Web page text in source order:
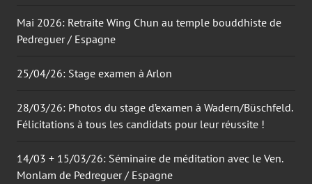
Mai 2026: Retraite Wing Chun au temple bouddhiste de
Pedreguer / Espagne
25/04/26: Stage examen à Arlon
28/03/26: Photos du stage d’examen à Wadern/Büschfeld.
Félicitations à tous les candidats pour leur réussite !
14/03 + 15/03/26: Séminaire de méditation avec le Ven.
Monlam de Pedreguer / Espagne